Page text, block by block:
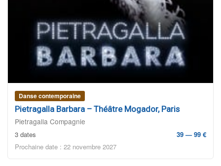
Danse contemporaine
Pietragalla Barbara – Théâtre Mogador, Paris
Pietragalla Compagnie
3 dates
39 — 99 €
Prochaine date : 22 novembre 2027